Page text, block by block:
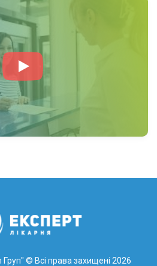
Груп" © Всі права захищені 2026